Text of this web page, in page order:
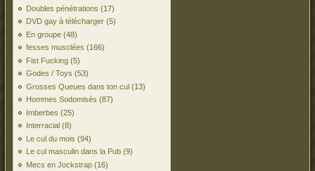
Doubles pénétrations (17)
DVD gay à télécharger (5)
En groupe (48)
fesses musclées (166)
Fist Fucking (5)
Godes / Toys (53)
Grosses Queues dans ton cul (13)
Hommes Sodomisés (87)
Imberbes (25)
Interracial (8)
Le cul du mois (94)
Le cul masculin dans la Pub (9)
Mecs en Jockstrap (16)